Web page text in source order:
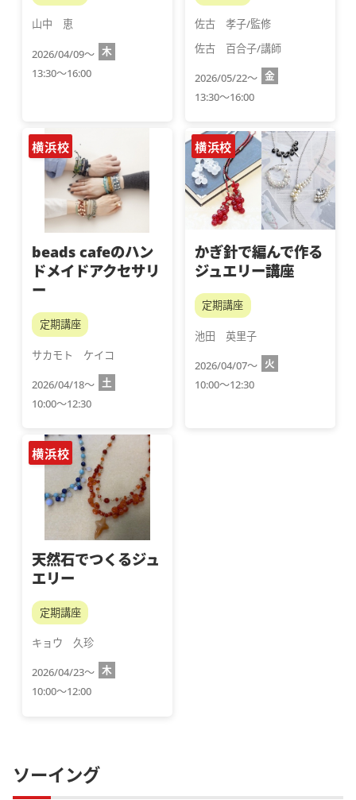
山中　恵
2026/04/09～ 木
13:30～16:00
佐古　孝子/監修
佐古　百合子/講師
2026/05/22～ 金
13:30～16:00
横浜校
beads cafeのハン
ドメイドアクセサリ
ー
定期講座
サカモト　ケイコ
2026/04/18～ 土
10:00～12:30
横浜校
かぎ針で編んで作る
ジュエリー講座
定期講座
池田　英里子
2026/04/07～ 火
10:00～12:30
横浜校
天然石でつくるジュ
エリー
定期講座
キョウ　久珍
2026/04/23～ 木
10:00～12:00
ソーイング